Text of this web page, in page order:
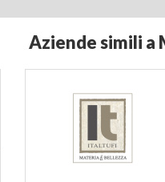
Aziende simili a